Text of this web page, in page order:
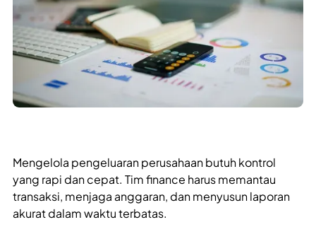
Mengelola pengeluaran perusahaan butuh kontrol
yang rapi dan cepat. Tim finance harus memantau
transaksi, menjaga anggaran, dan menyusun laporan
akurat dalam waktu terbatas.